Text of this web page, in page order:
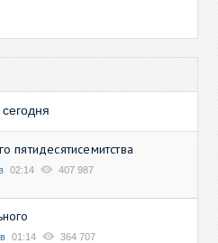
пятидесятисемитства
02:14 407 987
01:14 364 707